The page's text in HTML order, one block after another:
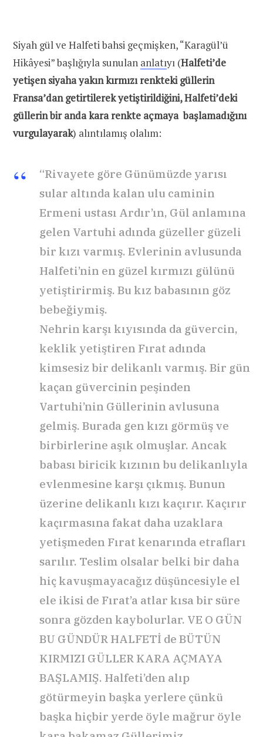
Siyah gül ve Halfeti bahsi geçmişken, “Karagül’ü
Hikâyesi” başlığıyla sunulan anlatıyı (Halfeti’de
yetişen siyaha yakın kırmızı renkteki güllerin
Fransa’dan getirtilerek yetiştirildiğini, Halfeti’deki
güllerin bir anda kara renkte açmaya başlamadığını
vurgulayarak) alıntılamış olalım:
“Rivayete göre Günümüzde yarısı
sular altında kalan ulu caminin
Ermeni ustası Ardır’ın, Gül anlamına
gelen Vartuhi adında güzeller güzeli
bir kızı varmış. Evlerinin avlusunda
Halfeti’nin en güzel kırmızı gülünü
yetiştirirmiş. Bu kız babasının göz
bebeğiymiş.
Nehrin karşı kıyısında da güvercin,
keklik yetiştiren Fırat adında
kimsesiz bir delikanlı varmış. Bir gün
kaçan güvercinin peşinden
Vartuhi’nin Güllerinin avlusuna
gelmiş. Burada gen kızı görmüş ve
birbirlerine aşık olmuşlar. Ancak
babası biricik kızının bu delikanlıyla
evlenmesine karşı çıkmış. Bunun
üzerine delikanlı kızı kaçırır. Kaçırır
kaçırmasına fakat daha uzaklara
yetişmeden Fırat kenarında etrafları
sarılır. Teslim olsalar belki bir daha
hiç kavuşmayacağız düşüncesiyle el
ele ikisi de Fırat’a atlar kısa bir süre
sonra gözden kaybolurlar. VE O GÜN
BU GÜNDÜR HALFETİ de BÜTÜN
KIRMIZI GÜLLER KARA AÇMAYA
BAŞLAMIŞ. Halfeti’den alıp
götürmeyin başka yerlere çünkü
başka hiçbir yerde öyle mağrur öyle